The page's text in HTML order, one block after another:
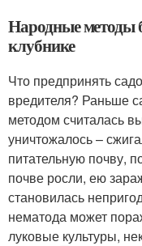
Народные методы
клубнике
Что предпринять
вредителя? Раньше
методом считалась
уничтожалось –
питательную почву,
почве росли, ею
становилась
нематода может
луковые культуры,